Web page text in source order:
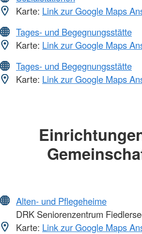
Karte: Link zur Google Maps
Tages- und Begegnungsstätte
Karte: Link zur Google Maps
Tages- und Begegnungsstätte
Karte: Link zur Google Maps
Alten- und Pflegeheime
DRK Seniorenzentrum
Karte: Link zur Google Maps